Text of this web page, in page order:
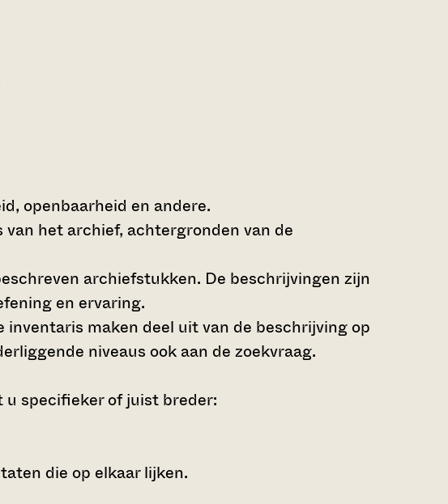
openbaarheid en andere.
het archief, achtergronden van de
archiefstukken. De beschrijvingen zijn
en ervaring.
maken deel uit van de beschrijving op
niveaus ook aan de zoekvraag.
specifieker of juist breder:
die op elkaar lijken.